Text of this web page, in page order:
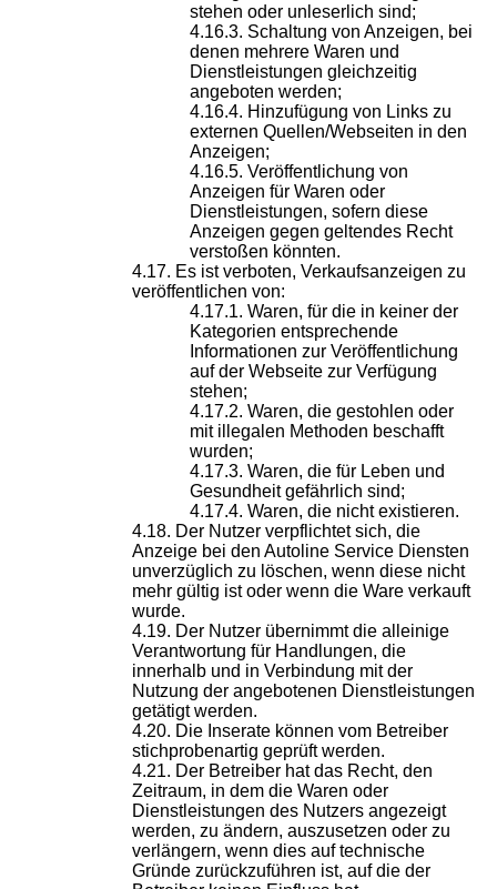
stehen oder unleserlich sind;
Schaltung von Anzeigen, bei
denen mehrere Waren und
Dienstleistungen gleichzeitig
angeboten werden;
Hinzufügung von Links zu
externen Quellen/Webseiten in den
Anzeigen;
Veröffentlichung von
Anzeigen für Waren oder
Dienstleistungen, sofern diese
Anzeigen gegen geltendes Recht
verstoßen könnten.
Es ist verboten, Verkaufsanzeigen zu
veröffentlichen von:
Waren, für die in keiner der
Kategorien entsprechende
Informationen zur Veröffentlichung
auf der Webseite zur Verfügung
stehen;
Waren, die gestohlen oder
mit illegalen Methoden beschafft
wurden;
Waren, die für Leben und
Gesundheit gefährlich sind;
Waren, die nicht existieren.
Der Nutzer verpflichtet sich, die
Anzeige bei den Autoline Service Diensten
unverzüglich zu löschen, wenn diese nicht
mehr gültig ist oder wenn die Ware verkauft
wurde.
Der Nutzer übernimmt die alleinige
Verantwortung für Handlungen, die
innerhalb und in Verbindung mit der
Nutzung der angebotenen Dienstleistungen
getätigt werden.
Die Inserate können vom Betreiber
stichprobenartig geprüft werden.
Der Betreiber hat das Recht, den
Zeitraum, in dem die Waren oder
Dienstleistungen des Nutzers angezeigt
werden, zu ändern, auszusetzen oder zu
verlängern, wenn dies auf technische
Gründe zurückzuführen ist, auf die der